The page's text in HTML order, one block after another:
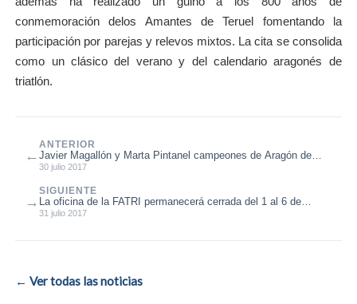
conmemoración delos Amantes de Teruel fomentando la
participación por parejas y relevos mixtos. La cita se consolida
como un clásico del verano y del calendario aragonés de
triatlón.
←
ANTERIOR
Javier Magallón y Marta Pintanel campeones de Aragón de
Acuatlón 2017
30 julio 2017
SIGUIENTE
La oficina de la FATRI permanecerá cerrada del 1 al 6 de
agosto
31 julio 2017
→
← Ver todas las noticias